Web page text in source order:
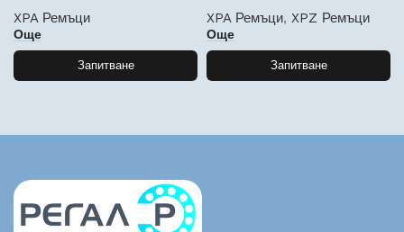
XPA Ремъци
Още
Запитване
XPA Ремъци, XPZ Ремъци
Още
Запитване